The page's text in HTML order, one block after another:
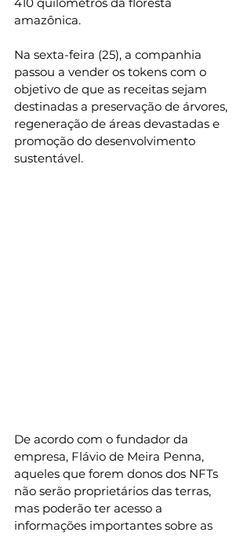
amazônica.
Na sexta-feira (25), a companhia
passou a vender os tokens com o
objetivo de que as receitas sejam
destinadas a preservação de árvores,
regeneração de áreas devastadas e
promoção do desenvolvimento
sustentável.
De acordo com o fundador da
empresa, Flávio de Meira Penna,
aqueles que forem donos dos NFTs
não serão proprietários das terras,
mas poderão ter acesso a
informações importantes sobre as